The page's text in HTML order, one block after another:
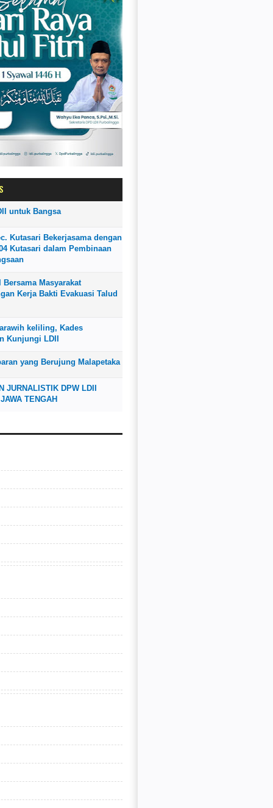
untuk Bangsa
Kutasari Bekerjasama dengan
Kutasari dalam Pembinaan
Bersama Masyarakat
Kerja Bakti Evakuasi Talud
keliling, Kades
Kunjungi LDII
yang Berujung Malapetaka
JURNALISTIK DPW LDII
TENGAH